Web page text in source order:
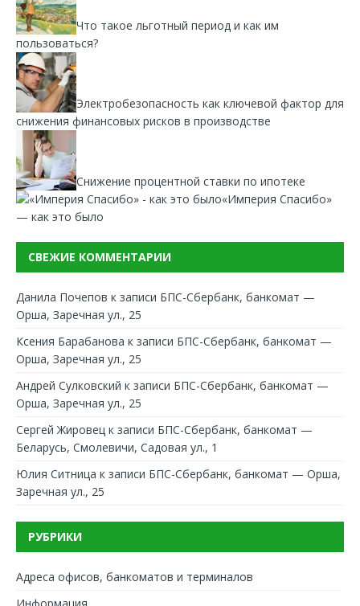
Что такое льготный период и как им
пользоваться?
Электробезопасность как ключевой фактор для
снижения финансовых рисков в производстве
Снижение процентной ставки по ипотеке
«Империя Спасибо»
— как это было
СВЕЖИЕ КОММЕНТАРИИ
Данила Почепов к записи БПС-Сбербанк, банкомат —
Орша, Заречная ул., 25
Ксения Барабанова к записи БПС-Сбербанк, банкомат —
Орша, Заречная ул., 25
Андрей Сулковский к записи БПС-Сбербанк, банкомат —
Орша, Заречная ул., 25
Сергей Жировец к записи БПС-Сбербанк, банкомат —
Беларусь, Смолевичи, Садовая ул., 1
Юлия Ситница к записи БПС-Сбербанк, банкомат — Орша,
Заречная ул., 25
РУБРИКИ
Адреса офисов, банкоматов и терминалов